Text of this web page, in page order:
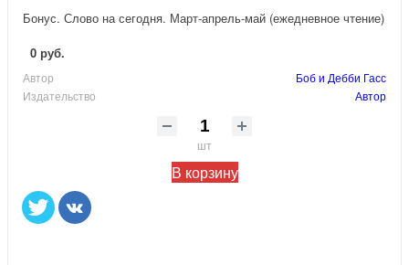
Бонус. Слово на сегодня. Март-апрель-май (ежедневное чтение)
0 руб.
Автор
Боб и Дебби Гасс
Издательство
Автор
шт
В корзину